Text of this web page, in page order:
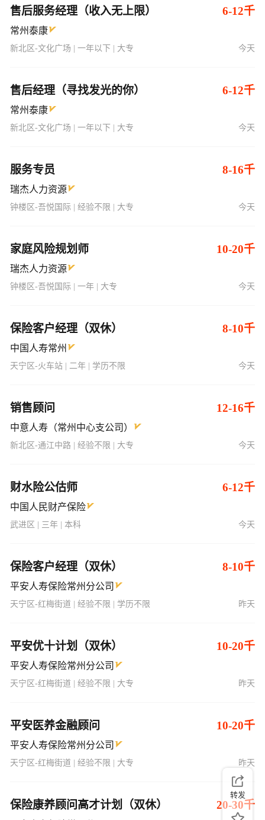
售后服务经理（收入无上限） 6-12千
常州泰康
新北区-文化广场 | 一年以下 | 大专 今天
售后经理（寻找发光的你） 6-12千
常州泰康
新北区-文化广场 | 一年以下 | 大专 今天
服务专员 8-16千
瑞杰人力资源
钟楼区-吾悦国际 | 经验不限 | 大专 今天
家庭风险规划师 10-20千
瑞杰人力资源
钟楼区-吾悦国际 | 一年 | 大专 今天
保险客户经理（双休） 8-10千
中国人寿常州
天宁区-火车站 | 二年 | 学历不限 今天
销售顾问 12-16千
中意人寿（常州中心支公司）
新北区-通江中路 | 经验不限 | 大专 今天
财水险公估师 6-12千
中国人民财产保险
武进区 | 三年 | 本科 今天
保险客户经理（双休） 8-10千
平安人寿保险常州分公司
天宁区-红梅街道 | 经验不限 | 学历不限 昨天
平安优十计划（双休） 10-20千
平安人寿保险常州分公司
天宁区-红梅街道 | 经验不限 | 大专 昨天
平安医养金融顾问 10-20千
平安人寿保险常州分公司
天宁区-红梅街道 | 经验不限 | 大专 昨天
保险康养顾问高才计划（双休） 20-30千
转发